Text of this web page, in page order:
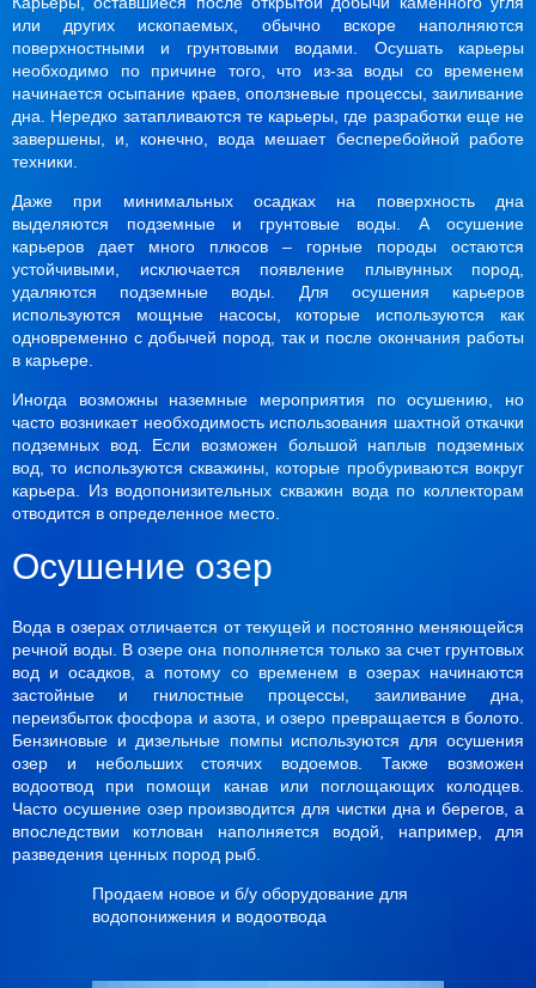
или других ископаемых, обычно вскоре наполняются
поверхностными и грунтовыми водами. Осушать карьеры
необходимо по причине того, что из-за воды со временем
начинается осыпание краев, оползневые процессы, заиливание
дна. Нередко затапливаются те карьеры, где разработки еще не
завершены, и, конечно, вода мешает бесперебойной работе
техники.
Даже при минимальных осадках на поверхность дна
выделяются подземные и грунтовые воды. А осушение
карьеров дает много плюсов – горные породы остаются
устойчивыми, исключается появление плывунных пород,
удаляются подземные воды. Для осушения карьеров
используются мощные насосы, которые используются как
одновременно с добычей пород, так и после окончания работы
в карьере.
Иногда возможны наземные мероприятия по осушению, но
часто возникает необходимость использования шахтной откачки
подземных вод. Если возможен большой наплыв подземных
вод, то используются скважины, которые пробуриваются вокруг
карьера. Из водопонизительных скважин вода по коллекторам
отводится в определенное место.
Осушение озер
Вода в озерах отличается от текущей и постоянно меняющейся
речной воды. В озере она пополняется только за счет грунтовых
вод и осадков, а потому со временем в озерах начинаются
застойные и гнилостные процессы, заиливание дна,
переизбыток фосфора и азота, и озеро превращается в болото.
Бензиновые и дизельные помпы используются для осушения
озер и небольших стоячих водоемов. Также возможен
водоотвод при помощи канав или поглощающих колодцев.
Часто осушение озер производится для чистки дна и берегов, а
впоследствии котлован наполняется водой, например, для
разведения ценных пород рыб.
Продаем новое и б/у оборудование для
водопонижения и водоотвода